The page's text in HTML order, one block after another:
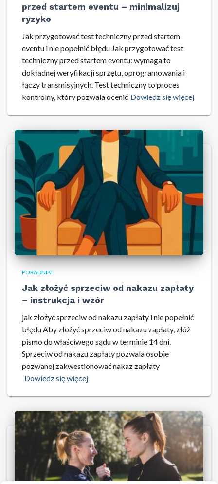
przed startem eventu – minimalizuj
ryzyko
Jak przygotować test techniczny przed startem
eventu i nie popełnić błędu Jak przygotować test
techniczny przed startem eventu: wymaga to
dokładnej weryfikacji sprzętu, oprogramowania i
łączy transmisyjnych. Test techniczny to proces
kontrolny, który pozwala ocenić Dowiedz się więcej
PORADNIKI
Jak złożyć sprzeciw od nakazu zapłaty
– instrukcja i wzór
jak złożyć sprzeciw od nakazu zapłaty i nie popełnić
błędu Aby złożyć sprzeciw od nakazu zapłaty, złóż
pismo do właściwego sądu w terminie 14 dni.
Sprzeciw od nakazu zapłaty pozwala osobie
pozwanej zakwestionować nakaz zapłaty
Dowiedz się więcej